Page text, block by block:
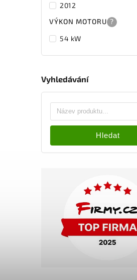
2012
VÝKON MOTORU ?
54 kW
Vyhledávání
Hledat